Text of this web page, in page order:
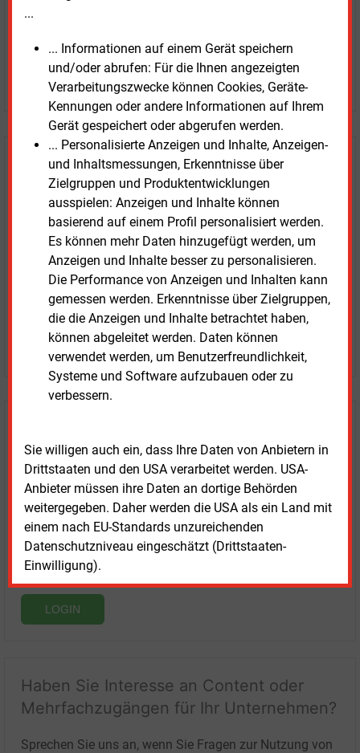
...
... Informationen auf einem Gerät speichern
und/oder abrufen: Für die Ihnen angezeigten
Verarbeitungszwecke können Cookies, Geräte-
Kennungen oder andere Informationen auf Ihrem
Gerät gespeichert oder abgerufen werden.
... Personalisierte Anzeigen und Inhalte, Anzeigen-
und Inhaltsmessungen, Erkenntnisse über
Zielgruppen und Produktentwicklungen
ausspielen: Anzeigen und Inhalte können
basierend auf einem Profil personalisiert werden.
Es können mehr Daten hinzugefügt werden, um
Anzeigen und Inhalte besser zu personalisieren.
Die Performance von Anzeigen und Inhalten kann
gemessen werden. Erkenntnisse über Zielgruppen,
die die Anzeigen und Inhalte betrachtet haben,
können abgeleitet werden. Daten können
verwendet werden, um Benutzerfreundlichkeit,
Systeme und Software aufzubauen oder zu
verbessern.
Sie willigen auch ein, dass Ihre Daten von Anbietern in
Drittstaaten und den USA verarbeitet werden. USA-
Anbieter müssen ihre Daten an dortige Behörden
weitergegeben. Daher werden die USA als ein Land mit
einem nach EU-Standards unzureichenden
Datenschutzniveau eingeschätzt (Drittstaaten-
Einwilligung).
JETZT ARTIKEL KAUFEN
Testen SieE&M
kostenlos und
unverbindlich
Zwei Wochen kostenfreier Zugang
Zugang auf stündlich aktualisierte Nachrichten mit
Prognose- und Marktdaten
+ einmal täglich E&M daily
+ zwei Ausgaben der Zeitung E&M
ohne automatische Verlängerung
JETZT KOSTENLOS TESTEN
LOGIN
Haben Sie Interesse an Content oder
Mehrfachzugängen für Ihr Unternehmen?
Sprechen Sie uns an, wenn Sie Fragen zur Nutzung von